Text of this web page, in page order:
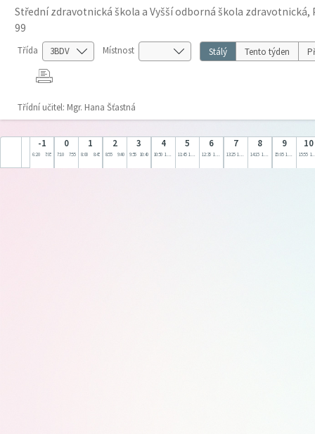
Střední zdravotnická škola a Vyšší odborná škola zdravotnická,
99
Třída Místnost Stálý Tento týden
Třídní učitel: Mgr. Hana Šťastná
-1
6:20 7:05
0
7:10 7:55
1
8:00 8:45
2
8:55 9:40
3
9:55 10:40
4
10:50 11:35
5
11:45 12:30
6
12:35 13:20
7
13:25 14:10
8
14:15 15:00
9
15:05 15:50
10
15:55